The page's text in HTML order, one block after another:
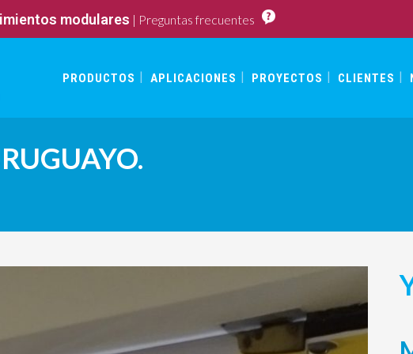
modulares | Preguntas frecuentes
PRODUCTOS APLICACIONES PROYECTOS CLIENTES